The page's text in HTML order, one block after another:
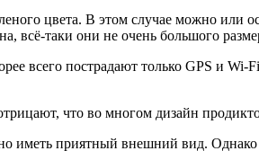
цвета. В этом случае можно или
всё-таки они не очень большого
всего пострадают только GPS и
что во многом дизайн
иметь приятный внешний вид.